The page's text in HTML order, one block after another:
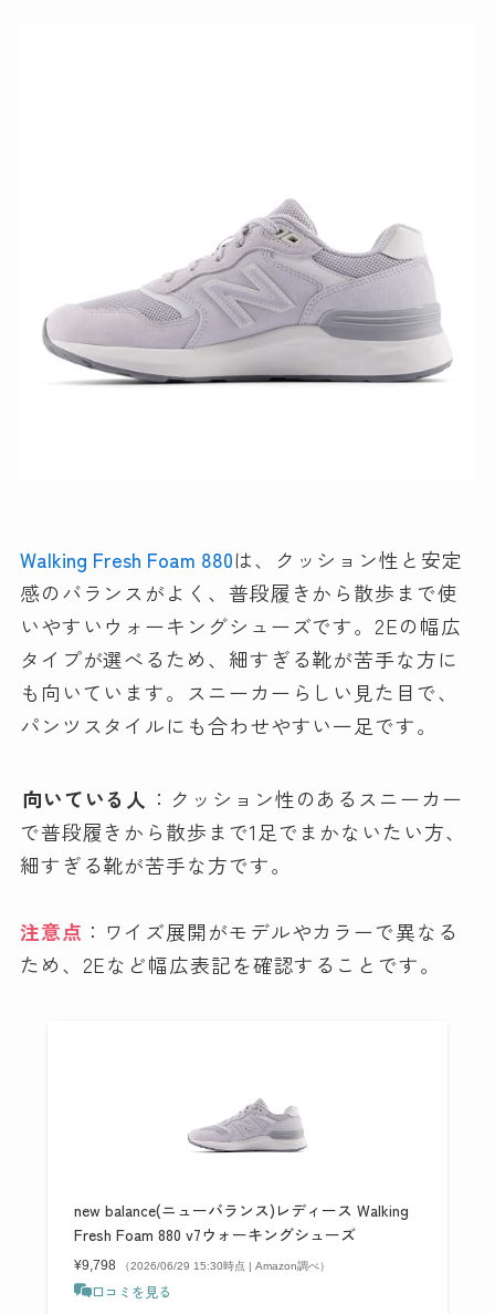
Walking Fresh Foam 880は、クッション性と安定
感のバランスがよく、普段履きから散歩まで使
いやすいウォーキングシューズです。2Eの幅広
タイプが選べるため、細すぎる靴が苦手な方に
も向いています。スニーカーらしい見た目で、
パンツスタイルにも合わせやすい一足です。
向いている人 ：クッション性のあるスニーカー
で普段履きから散歩まで1足でまかないたい方、
細すぎる靴が苦手な方です。
注意点 ：ワイズ展開がモデルやカラーで異なる
ため、2Eなど幅広表記を確認することです。
new balance(ニューバランス)レディース Walking
Fresh Foam 880 v7ウォーキングシューズ
¥9,798 （2026/06/29 15:30時点 | Amazon調べ）
口コミを見る